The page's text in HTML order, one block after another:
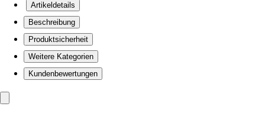
Artikeldetails
Beschreibung
Produktsicherheit
Weitere Kategorien
Kundenbewertungen